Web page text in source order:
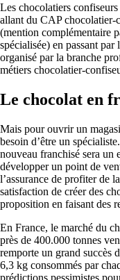
Les chocolatiers
allant du CAP chocolatier-
(mention complémentaire
spécialisée) en passant
organisé par la branche
métiers chocolatier-
Le chocolat en
Mais pour ouvrir un
besoin d’être un
nouveau franchisé sera un
développer un point de
l’assurance de profiter de
satisfaction de créer des
proposition en faisant des
En France, le marché du
près de 400.000 tonnes
remporte un grand succès
6,3 kg consommés par
prédictions pessimistes